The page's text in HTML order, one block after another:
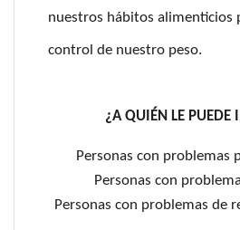
nuestros hábitos alimenticios
control de nuestro peso.
¿A QUIÉN LE PUEDE
Personas con problemas
Personas con
Personas con problemas de